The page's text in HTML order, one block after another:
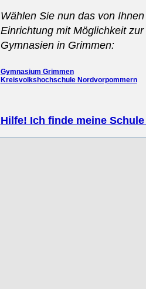
Wählen Sie nun das von
Einrichtung mit Möglichkeit
Gymnasien in Grimmen:
Gymnasium Grimmen
Kreisvolkshochschule Nordvorpommern
Hilfe! Ich finde meine